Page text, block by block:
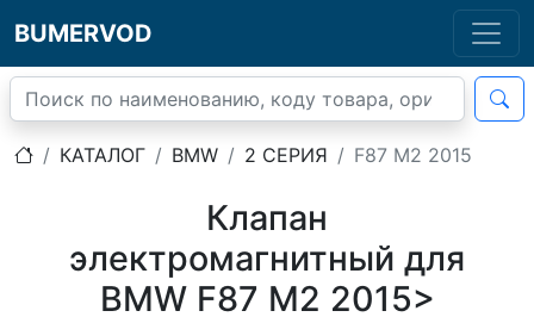
BUMERVOD
КАТАЛОГ BMW 2 СЕРИЯ F87 M2 2015
Клапан
электромагнитный для
BMW F87 M2 2015>